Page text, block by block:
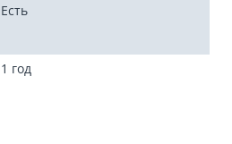
Есть
1 год